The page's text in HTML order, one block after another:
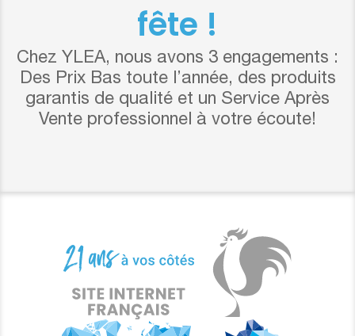
fête !
Chez YLEA, nous avons 3 engagements :
Des Prix Bas toute l’année, des produits
garantis de qualité et un Service Après
Vente professionnel à votre écoute!